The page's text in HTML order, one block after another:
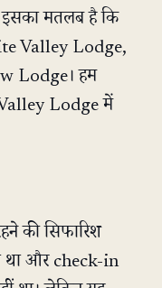
मतलब है कि
Valley Lodge,
Lodge। हम
Lodge में
की सिफारिश
था और check-in